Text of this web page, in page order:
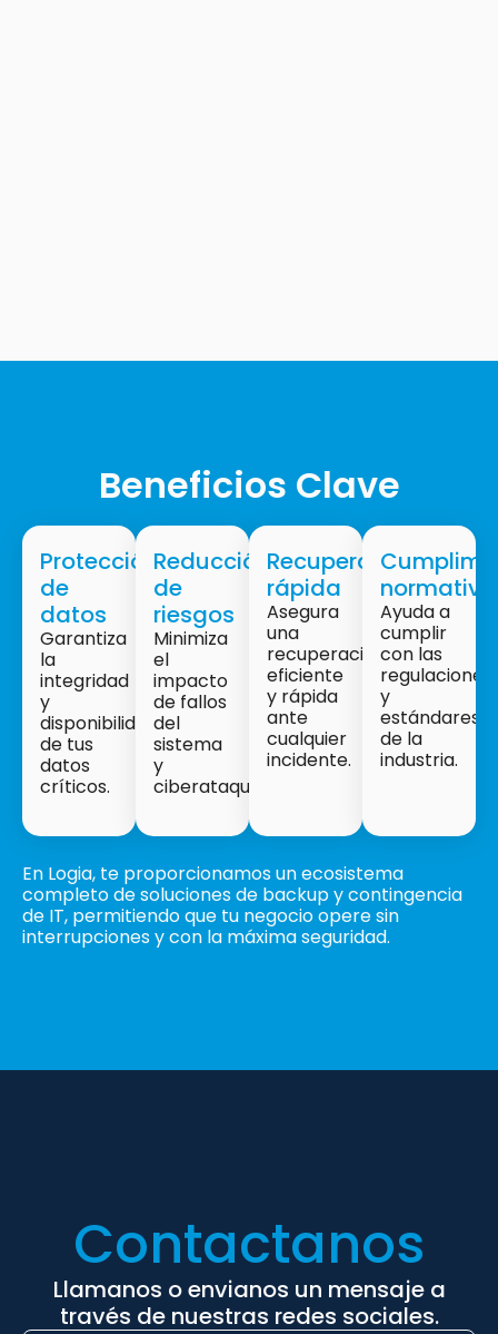
Beneficios Clave
Protección
de
datos
Garantiza
la
integridad
y
disponibilidad
de tus
datos
críticos.
Reducción
de
riesgos
Minimiza
el
impacto
de fallos
del
sistema
y
ciberataques.
Recuperación
rápida
Asegura
una
recuperación
eficiente
y rápida
ante
cualquier
incidente.
normativo
Ayuda a
cumplir
con las
regulaciones
y
estándares
de la
industria.
En Logia, te proporcionamos un ecosistema
completo de soluciones de backup y contingencia
de IT, permitiendo que tu negocio opere sin
interrupciones y con la máxima seguridad.
Contactanos
Llamanos o envianos un mensaje a
través de nuestras redes sociales.